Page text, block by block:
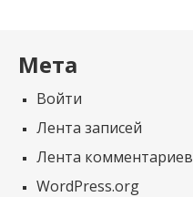
Мета
Войти
Лента записей
Лента комментариев
WordPress.org